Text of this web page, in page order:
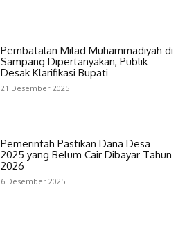
Pembatalan Milad Muhammadiyah di
Sampang Dipertanyakan, Publik
Desak Klarifikasi Bupati
21 Desember 2025
Pemerintah Pastikan Dana Desa
2025 yang Belum Cair Dibayar Tahun
2026
6 Desember 2025